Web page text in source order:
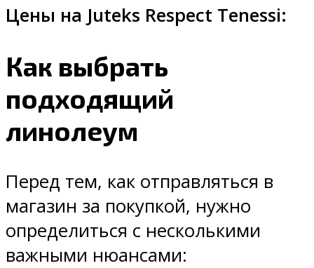
Цены на Juteks Respect Tenessi:
Как выбрать
подходящий
линолеум
Перед тем, как отправляться в
магазин за покупкой, нужно
определиться с несколькими
важными нюансами: